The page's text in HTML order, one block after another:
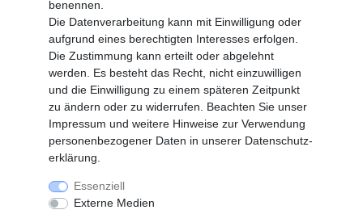
Vertrag widerrufen
SERVICE
Info Material als PDF
Versand
Rückrufe
Galerie
Widerrufs­recht
benennen.
Die Datenverarbeitung kann mit Einwilligung oder
aufgrund eines berechtigten Interesses erfolgen.
Die Zustimmung kann erteilt oder abgelehnt
werden. Es besteht das Recht, nicht einzuwilligen
und die Einwilligung zu einem späteren Zeitpunkt
zu ändern oder zu widerrufen. Beachten Sie unser
Impressum und weitere Hinweise zur Verwendung
personenbezogener Daten in unserer Daten­schutz­
erklärung
Essenziell
Externe Medien